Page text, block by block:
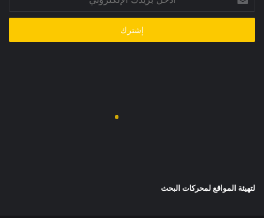
بريدك
الإلكتروني
لتهيئة المواقع لمحركات البحث